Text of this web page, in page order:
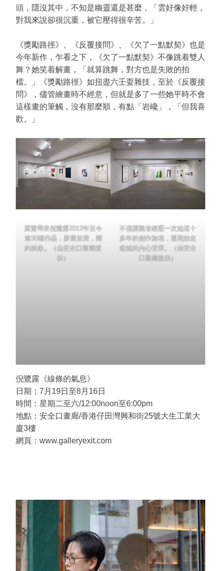
頭，隱沒其中，不知是幽靈還是甚麼，「雲好像好輕，
對我來說卻很沉重，被它壓得很辛苦。」
《獎勵路徑》、《反覆接問》、《欠了一點默契》也是
今年新作，乍看之下，《欠了一點默契》不像跳着雙人
舞？她笑着解畫，「就算跳舞，對方也是失敗的拍
檔。」《獎勵路徑》如扭盡六壬耍雜技，至於《反覆接
問》，儘管繪畫時不經意，但就是多了一些她平時不會
這樣畫的筆觸，沒有那麼順，有點「岩巉」，「但我喜
歡。」
展覽帶來倪鷺露2012年至今
逾30幅作品，新舊並濟，簡
約抽象。（由安全⼝畫廊提
供）
不僅讓觀者經歷一次她這十
多年的創作旅程，還宛如走
進她的內心世界。（由安全
⼝畫廊提供）
倪鷺露《線條的氣息》
日期：7⽉19⽇⾄8⽉16⽇
時間：星期二至六/12:00noon至6:00pm
地點：安全⼝畫廊/香港仔田灣興和街25號大生工業大
廈3樓
網頁：www.galleryexit.com